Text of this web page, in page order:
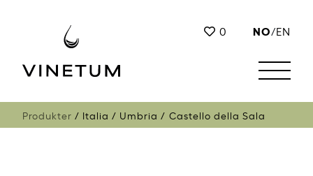
0 NO/EN
Produkter Italia Umbria Castello della Sala